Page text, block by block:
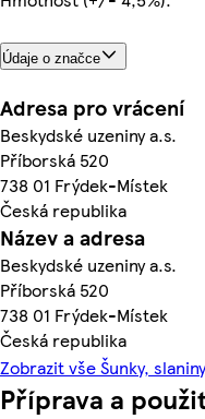
Údaje o značce
Adresa pro vrácení
Beskydské uzeniny a.s.
Příborská 520
738 01 Frýdek-Místek
Česká republika
Název a adresa
Beskydské uzeniny a.s.
Příborská 520
738 01 Frýdek-Místek
Česká republika
Zobrazit vše Šunky,
Příprava a